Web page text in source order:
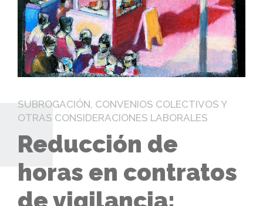
SUBROGACIÓN, CONVENIOS COLECTIVOS Y
OTRAS CONSIDERACIONES LABORALES
Reducción de
horas en contratos
de vigilancia: